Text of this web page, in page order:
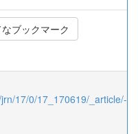
ブックマーク
17/0/17_170619/_article/-